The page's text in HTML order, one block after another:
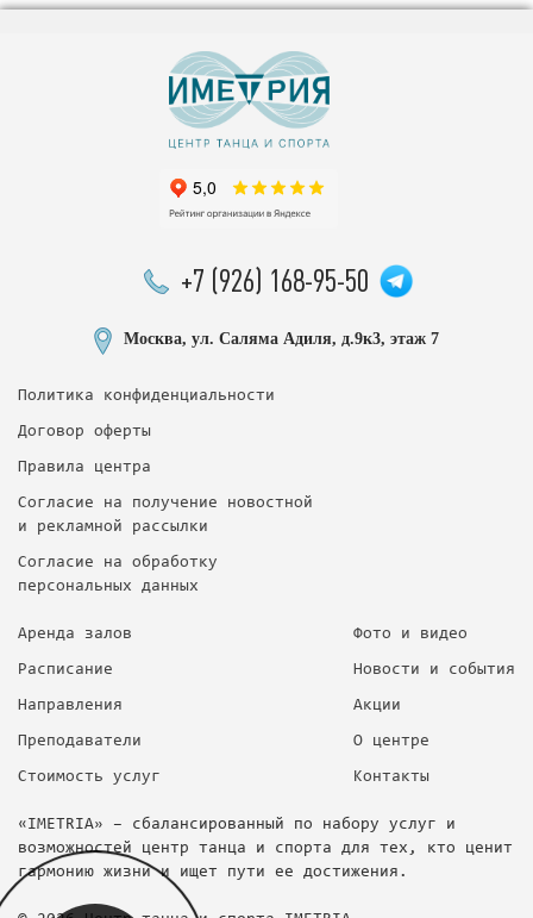
+7 (926) 168-95-50
Москва, ул. Саляма Адиля, д.9к3, этаж 7
«IMETRIA» – сбалансированный по набору услуг и
возможностей центр танца и спорта для тех, кто ценит
гармонию жизни и ищет пути ее достижения.
Политика конфиденциальности
Договор оферты
Правила центра
Согласие на получение новостной
и рекламной рассылки
Согласие на обработку
персональных данных
Аренда залов
Расписание
Направления
Преподаватели
Стоимость услуг
Фото и видео
Новости и события
Акции
О центре
Контакты